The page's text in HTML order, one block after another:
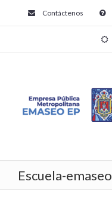
Contáctenos
Escuela-emaseo